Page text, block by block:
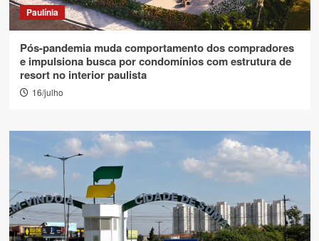
Paulínia
Pós-pandemia muda comportamento dos compradores
e impulsiona busca por condomínios com estrutura de
resort no interior paulista
16/julho